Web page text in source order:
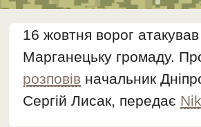
16 жовтня ворог
Марганецьку громаду.
розповів начальник
Сергій Лисак, передає